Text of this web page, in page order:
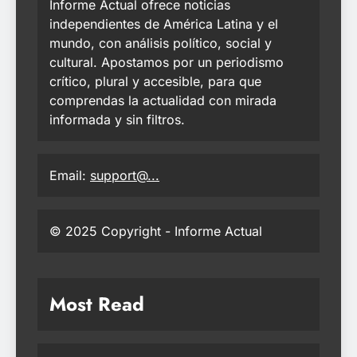
Informe Actual ofrece noticias
independientes de América Latina y el
mundo, con análisis político, social y
cultural. Apostamos por un periodismo
crítico, plural y accesible, para que
comprendas la actualidad con mirada
informada y sin filtros.
Email: support@...
© 2025 Copyright - Informe Actual
Most Read